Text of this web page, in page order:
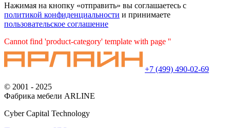
Нажимая на кнопку «отправить» вы соглашаетесь с
политикой конфиденциальности и принимаете
пользовательское соглашение
Cannot find 'product-category' template with page ''
+7 (499) 490-02-69
© 2001 - 2025
Фабрика мебели ARLINE
Cyber Capital Technology